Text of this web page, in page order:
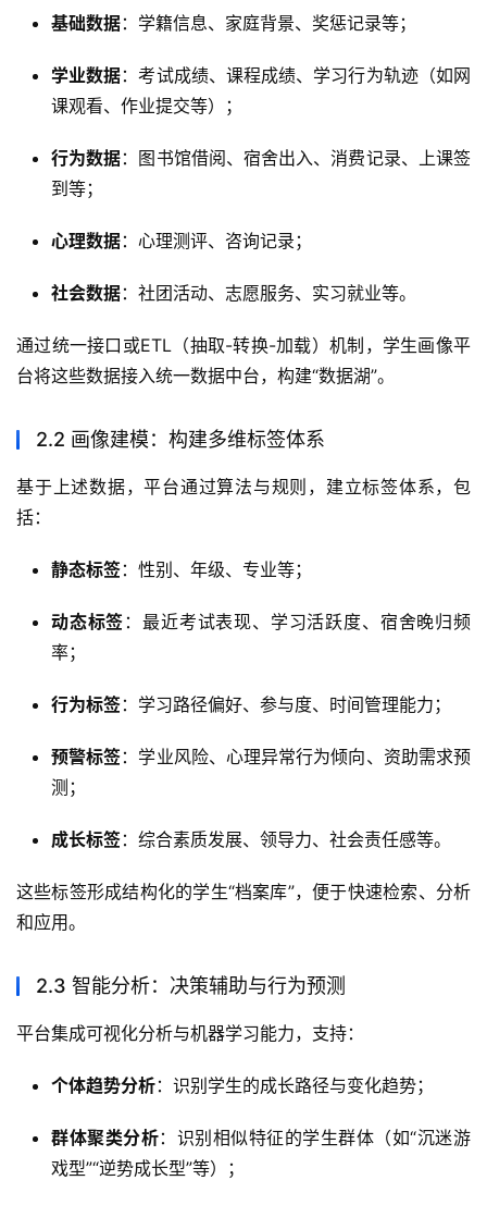
基础数据：学籍信息、家庭背景、奖惩记录等；
学业数据：考试成绩、课程成绩、学习行为轨迹（如网
课观看、作业提交等）；
行为数据：图书馆借阅、宿舍出入、消费记录、上课签
到等；
心理数据：心理测评、咨询记录；
社会数据：社团活动、志愿服务、实习就业等。
通过统一接口或ETL（抽取-转换-加载）机制，学生画像平
台将这些数据接入统一数据中台，构建“数据湖”。
2.2 画像建模：构建多维标签体系
基于上述数据，平台通过算法与规则，建立标签体系，包
括：
静态标签：性别、年级、专业等；
动态标签 ：最近考试表现、学习活跃度、宿舍晚归频
率；
行为标签：学习路径偏好、参与度、时间管理能力；
预警标签：学业风险、心理异常行为倾向、资助需求预
测；
成长标签：综合素质发展、领导力、社会责任感等。
这些标签形成结构化的学生“档案库”，便于快速检索、分析
和应用。
2.3 智能分析：决策辅助与行为预测
平台集成可视化分析与机器学习能力，支持：
个体趋势分析：识别学生的成长路径与变化趋势；
群体聚类分析：识别相似特征的学生群体（如“沉迷游
戏型”“逆势成长型”等）；